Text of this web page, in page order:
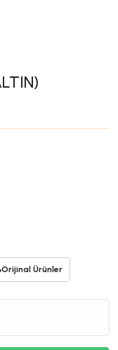
Orijinal Ürünler